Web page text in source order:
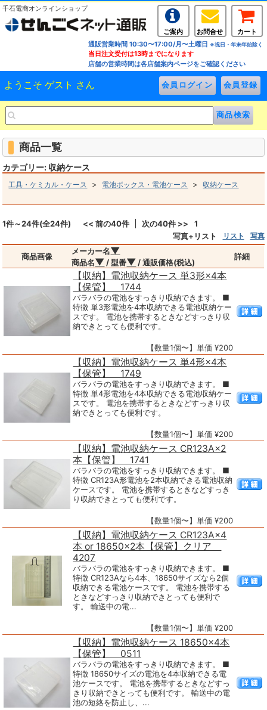
千石電商オンラインショップ
ご案内 お問合せ
カート
通販営業時間 10:30〜17:00/月〜土曜日 ※祝日・年末年始除く
当日注文受付は13時までになります
店舗の営業時間は各店舗案内ページをご確認ください
ようこそ ゲスト さん
商品一覧
カテゴリー: 収納ケース
工具・ケミカル・ケース > 電池ボックス・電池ケース >収納ケース
1件～24件(全24件) << 前の40件 次の40件 >>
1
写真+リスト
リスト 写真
商品画像
メーカー名▼
商品名▼ / 型番▼ / 通販価格(税込)
詳細
【収納】電池収納ケース 単3形×4本
【保管】 1744
バラバラの電池をすっきり収納できます。 ■
特徴 単3形電池を4本収納できる電池収納ケー
スです。 電池を携帯するときなどすっきり収
納できとっても便利です。
【数量1個〜】単価 ¥200
【収納】電池収納ケース 単4形×4本
【保管】 1749
バラバラの電池をすっきり収納できます。 ■
特徴 単4形電池を4本収納できる電池収納ケー
スです。 電池を携帯するときなどすっきり収
納できとっても便利です。
【数量1個〜】単価 ¥200
【収納】電池収納ケース CR123A×2
本【保管】 1741
バラバラの電池をすっきり収納できます。 ■
特徴 CR123A形電池を2本収納できる電池収納
ケースです。 電池を携帯するときなどすっき
り収納できとっても便利です。
【数量1個〜】単価 ¥200
【収納】電池収納ケース CR123A×4
本 or 18650×2本【保管】クリア
4207
バラバラの電池をすっきり収納できます。 ■
特徴 CR123Aなら4本、18650サイズなら2個
収納できる電池ケースです。 電池を携帯する
ときなどすっきり収納できとっても便利で
す。 輸送中の電...
【数量1個〜】単価 ¥200
【収納】電池収納ケース 18650×4本
【保管】 0511
バラバラの電池をすっきり収納できます。 ■
特徴 18650サイズの電池を4本収納できる電
池ケースです。 電池を携帯するときなどすっ
きり収納できとっても便利です。 輸送中の電
池の短絡を防止し、...